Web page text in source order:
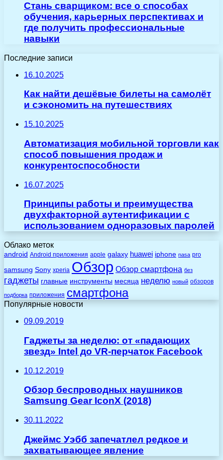
Стань сварщиком: все о способах
обучения, карьерных перспективах и
где получить профессиональные
навыки
Последние записи
16.10.2025
Как найти дешёвые билеты на самолёт
и сэкономить на путешествиях
15.10.2025
Автоматизация мобильной торговли как
способ повышения продаж и
конкурентоспособности
16.07.2025
Принципы работы и преимущества
двухфакторной аутентификации с
использованием одноразовых паролей
Облако меток
android Android приложения apple galaxy huawei iphone nasa pro
samsung Sony xperia Обзор Обзор смартфона без
гаджеты главные инструменты месяца неделю новый обзоров
подборка приложения смартфона
Популярные новости
09.09.2019
Гаджеты за неделю: от «падающих
звезд» Intel до VR-перчаток Facebook
10.12.2019
Обзор беспроводных наушников
Samsung Gear IconX (2018)
30.11.2022
Джеймс Уэбб запечатлел редкое и
захватывающее явление